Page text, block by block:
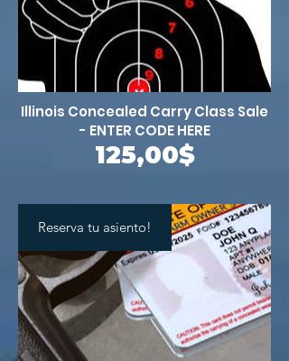
Illinois Concealed Carry Class Sale
- ENTER CODE HERE
125,00$Precio
Reserva tu asiento!